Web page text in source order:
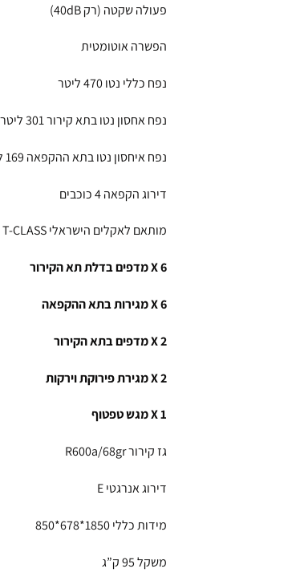
פעולה שקטה (רק 40dB)
הפשרה אוטומטית
נפח כללי נטו 470 ליטר
נפח אחסון נטו בתא קירור 301 ליטר
נפח איחסון נטו בתא ההקפאה 169 ליטר
דירוג הקפאה 4 כוכבים
מותאם לאקלים הישראלי T-CLASS
6
Xמדפים בדלת תא הקירור
6
Xמגירות בתא ההקפאה
2
Xמדפים בתא הקירור
2
Xמגירת פירוקת וירקות
1
Xמגש טפטוף
גז קירור R600a/68gr
דירוג אנרגטי E
מידות כללי 1850*678*850
משקל 95 ק”ג